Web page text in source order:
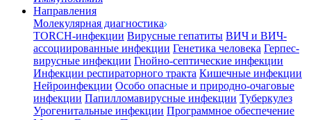
Направления
Молекулярная диагностика
TORCH-инфекции Вирусные гепатиты ВИЧ и ВИЧ-
ассоциированные инфекции Генетика человека Герпес-
вирусные инфекции Гнойно-септические инфекции
Инфекции респираторного тракта Кишечные инфекции
Нейроинфекции Особо опасные и природно-очаговые
инфекции Папилломавирусные инфекции Туберкулез
Урогенитальные инфекции Программное обеспечение